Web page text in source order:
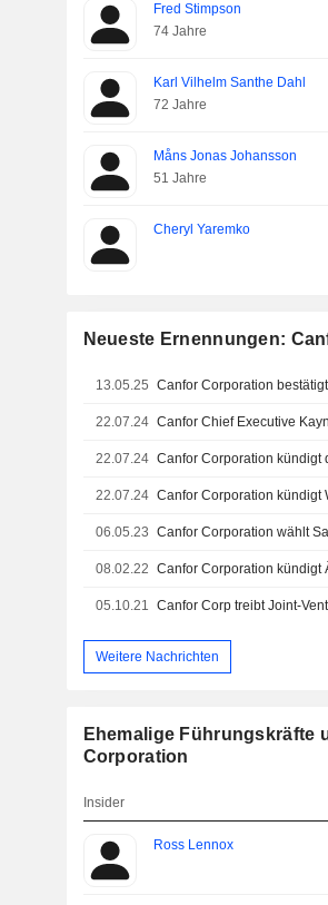
Fred Stimpson
74 Jahre
Karl Vilhelm Santhe Dahl
72 Jahre
Måns Jonas Johansson
51 Jahre
Cheryl Yaremko
Neueste Ernennungen:
13.05.25 Canfor Corporation
22.07.24
22.07.24 Canfor Corporation kündigt
22.07.24 Canfor Corporation kündigt
06.05.23 Canfor Corporation wählt
08.02.22 Canfor Corporation kündigt
05.10.21
Weitere Nachrichten
Ehemalige Führungskräfte
Corporation
Insider
Ross Lennox